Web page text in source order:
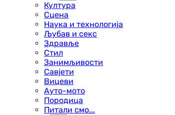
Култура
Сцена
Наука и технологија
Љубав и секс
Здравље
Стил
Занимљивости
Савјети
Вицеви
Ауто-мото
Породица
Питали смо...